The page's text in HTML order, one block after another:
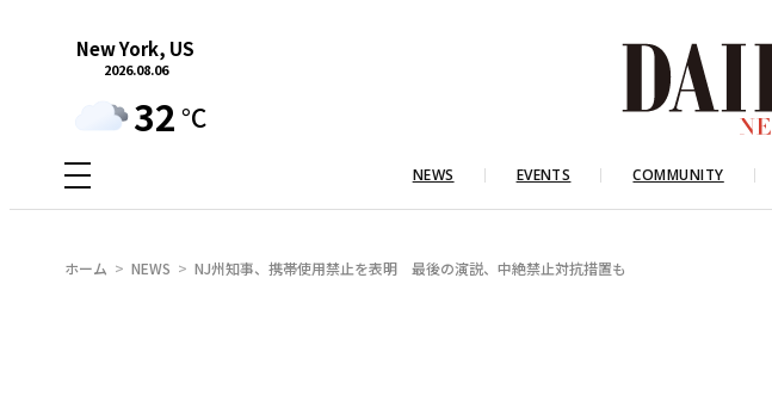
New York, US
2026.08.06
32 °C
NEWS EVENTS COMMUNITY
ホーム NEWS NJ州知事、携帯使用禁止を表明 最後の演説、中絶禁止対抗措置も